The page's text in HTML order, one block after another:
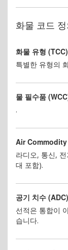
화물 코드 정
화물 유형
특별한 유형의
물 필수품
.
Air Commodity
라디오, 통신,
대 포함).
공기 치수
선적은 통합이
습니다.